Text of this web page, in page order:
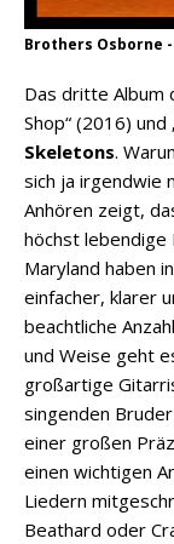
Brothers Osborne
Das dritte Album
Shop“ (2016)
Skeletons.
sich ja irgendwie
Anhören zeigt,
höchst lebendige
Maryland haben
einfacher, klarer
beachtliche
und Weise geht
großartige
singenden
einer großen
einen wichtigen
Liedern
Beathard oder